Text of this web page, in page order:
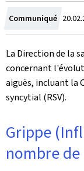
Communiqué Crée
le
La Direction de la
concernant
aiguës, incluant la
syncytial (RSV).
Grippe
nombre de